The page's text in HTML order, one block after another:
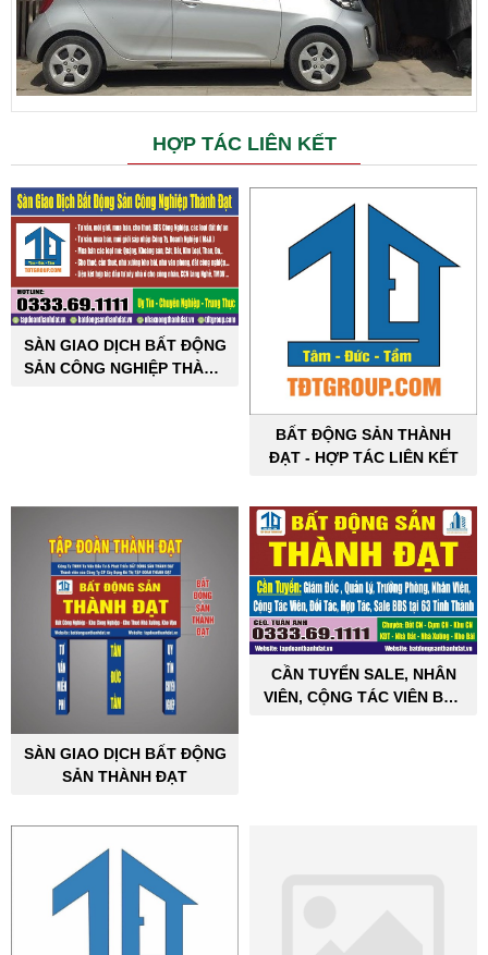
HỢP TÁC LIÊN KẾT
SÀN GIAO DỊCH BẤT ĐỘNG
SẢN CÔNG NGHIỆP THÀNH
BẤT ĐỘNG SẢN THÀNH
ĐẠT - HỢP TÁC LIÊN KẾT
SÀN GIAO DỊCH BẤT ĐỘNG
SẢN THÀNH ĐẠT
CẦN TUYỂN SALE, NHÂN
VIÊN, CỘNG TÁC VIÊN BẤT